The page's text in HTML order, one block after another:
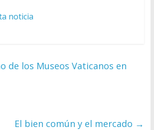
noticia
de los Museos Vaticanos en
El bien común y el mercado →